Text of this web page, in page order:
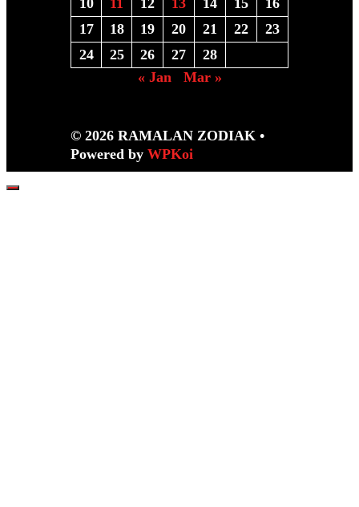
17
18 19 20 21 22
23
24
25 26 27
28
« Jan
Mar »
© 2026 RAMALAN ZODIAK •
Powered by WPKoi
Close